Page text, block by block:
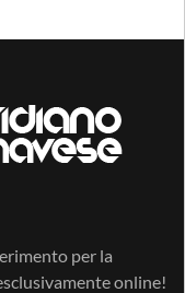
per la
online!